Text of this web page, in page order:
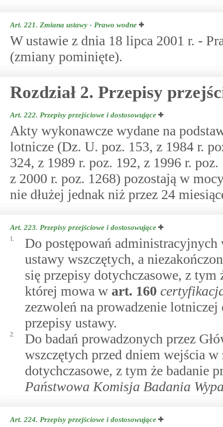
Art. 221. Zmiana ustawy - Prawo wodne
W ustawie z dnia 18 lipca 2001 r. -
(zmiany pominięte).
Rozdział 2. Przepisy
Art. 222. Przepisy przejściowe i dostosowujące
Akty wykonawcze wydane na
lotnicze (Dz. U. poz. 153, z 1984 r.
324, z 1989 r. poz. 192, z 1996 r.
z 2000 r. poz. 1268) pozostają w
nie dłużej jednak niż przez 24
Art. 223. Przepisy przejściowe i dostosowujące
1.
Do postępowań
ustawy wszczętych, a
się przepisy dotychczasowe, z
której mowa w art. 160
zezwoleń na prowadzenie lotniczej
przepisy ustawy.
2.
Do badań prowadzonych przez
wszczętych przed dniem wejścia
dotychczasowe, z tym że
Państwowa Komisja Badania
Art. 224. Przepisy przejściowe i dostosowujące